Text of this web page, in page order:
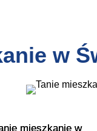
w
mieszkanie w